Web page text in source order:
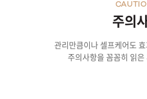
주의
관리만큼이나 셀프케어도
주의사항을 꼼꼼히 읽